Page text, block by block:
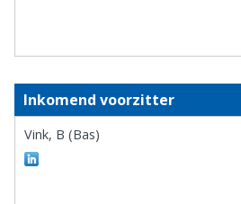
Inkomend voorzitter
Vink, B (Bas)